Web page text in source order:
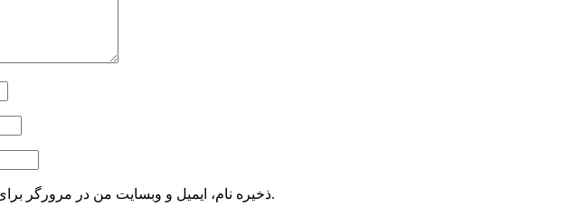
ذخیره نام، ایمیل و وبسایت من در مرورگر برای زمانی که دوباره دیدگاهی می‌نویسم.